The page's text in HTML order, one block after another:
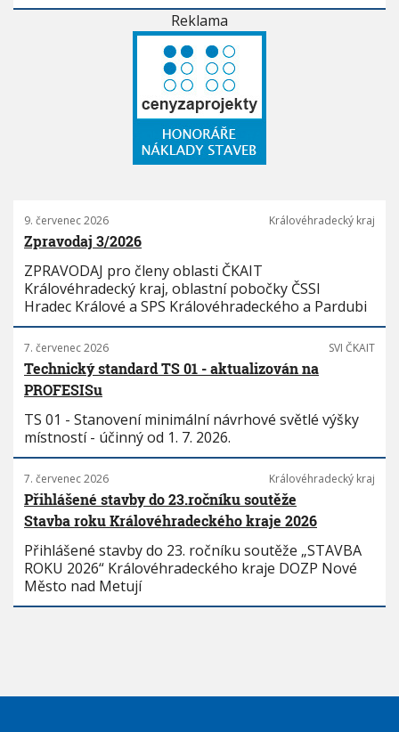
Reklama
9. červenec 2026 Královéhradecký kraj
Zpravodaj 3/2026
ZPRAVODAJ pro členy oblasti ČKAIT
Královéhradecký kraj, oblastní pobočky ČSSI
Hradec Králové a SPS Královéhradeckého a Pardubi
7. červenec 2026 SVI ČKAIT
Technický standard TS 01 - aktualizován na
PROFESISu
TS 01 - Stanovení minimální návrhové světlé výšky
místností - účinný od 1. 7. 2026.
7. červenec 2026 Královéhradecký kraj
Přihlášené stavby do 23.ročníku soutěže
Stavba roku Královéhradeckého kraje 2026
Přihlášené stavby do 23. ročníku soutěže „STAVBA
ROKU 2026“ Královéhradeckého kraje DOZP Nové
Město nad Metují